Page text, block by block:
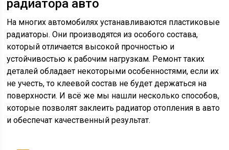
радиатора авто
На многих автомобилях устанавливаются пластиковые
радиаторы. Они производятся из особого состава,
который отличается высокой прочностью и
устойчивостью к рабочим нагрузкам. Ремонт таких
деталей обладает некоторыми особенностями, если их
не учесть, то клеевой состав не будет держаться на
поверхности. И всё же мы нашли несколько способов,
которые позволят заклеить радиатор отопления в авто
и обеспечат качественный результат.